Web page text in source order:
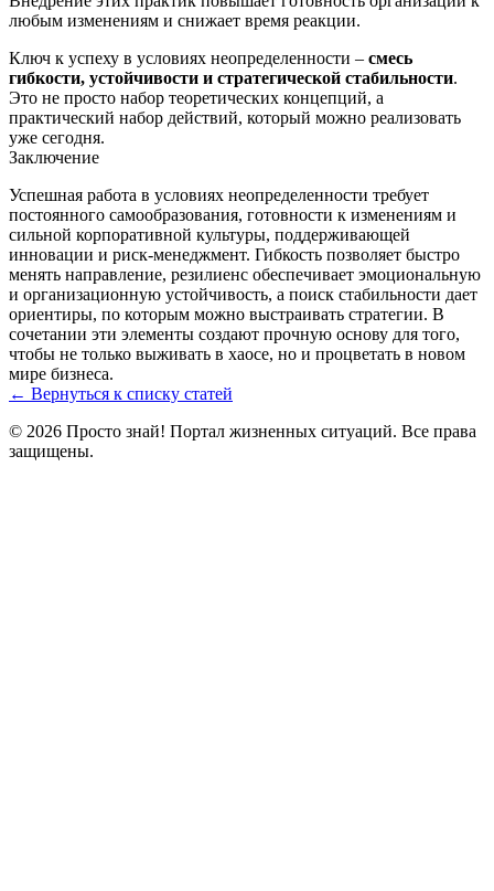
любым изменениям и снижает время реакции.
Ключ к успеху в условиях неопределенности – смесь
гибкости, устойчивости и стратегической стабильности.
Это не просто набор теоретических концепций, а
практический набор действий, который можно реализовать
уже сегодня.
Заключение
Успешная работа в условиях неопределенности требует
постоянного самообразования, готовности к изменениям и
сильной корпоративной культуры, поддерживающей
инновации и риск‑менеджмент. Гибкость позволяет быстро
менять направление, резилиенс обеспечивает эмоциональную
и организационную устойчивость, а поиск стабильности дает
ориентиры, по которым можно выстраивать стратегии. В
сочетании эти элементы создают прочную основу для того,
чтобы не только выживать в хаосе, но и процветать в новом
мире бизнеса.
← Вернуться к списку статей
© 2026 Просто знай! Портал жизненных ситуаций. Все права
защищены.